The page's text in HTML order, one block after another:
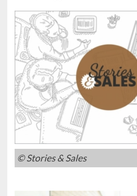
© Stories & Sales